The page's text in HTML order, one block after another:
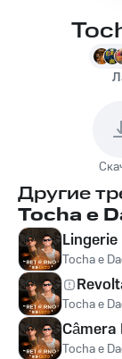
Другие
Tocha e
Lingerie
Tocha e
Tocha e
Câmera
Tocha e